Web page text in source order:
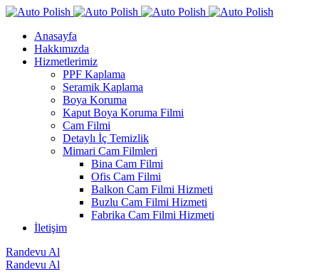
Anasayfa
Hakkımızda
Hizmetlerimiz
PPF Kaplama
Seramik Kaplama
Boya Koruma
Kaput Boya Koruma Filmi
Cam Filmi
Detaylı İç Temizlik
Mimari Cam Filmleri
Bina Cam Filmi
Ofis Cam Filmi
Balkon Cam Filmi Hizmeti
Buzlu Cam Filmi Hizmeti
Fabrika Cam Filmi Hizmeti
İletişim
Randevu Al
Randevu Al